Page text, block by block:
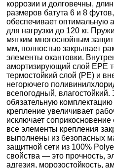
коррозии и долговечны,
размеров батута 6 и 8
обеспечивает оптимальную
для нагрузки до 120 кг.
мягким многослойным
мм, полностью закрывает
элементы окантовки.
амортизирующий слой EPE
термостойкий слой (PE) и
негорючего
всепогодный, влагостойкий.
обязательную
крепление увеличивает
исключает
все элементы крепления
выполнены из безопасных
защитной сети из 100%
свойства — это прочность,
адгезия, морозостойкость,